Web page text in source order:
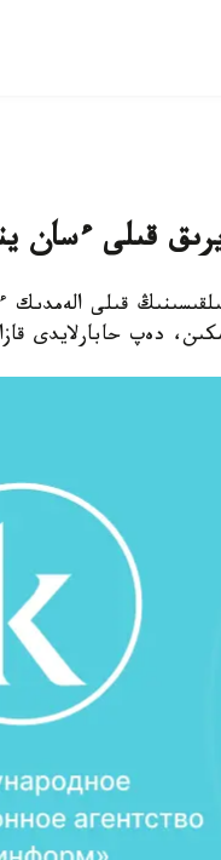
قىلى ءسان
قىلى
قازاقپارات «حابار 24»